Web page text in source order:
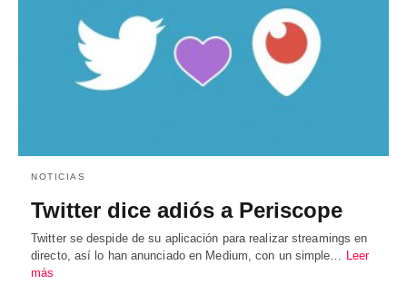
NOTICIAS
Twitter dice adiós a Periscope
Twitter se despide de su aplicación para realizar streamings en
directo, así lo han anunciado en Medium, con un simple… Leer
más